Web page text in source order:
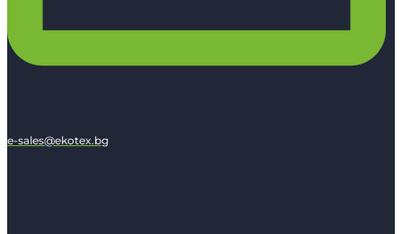
e-sales@ekotex.bg